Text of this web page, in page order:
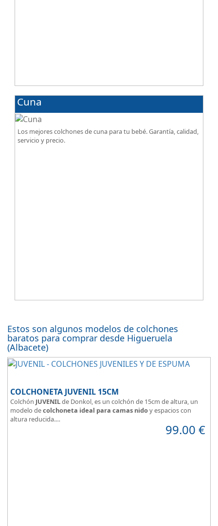
Cuna
Los mejores colchones de cuna para tu bebé. Garantía, calidad,
servicio y precio.
Estos son algunos modelos de colchones
baratos para comprar desde Higueruela
(Albacete)
COLCHONETA JUVENIL 15CM
Colchón JUVENILde Donkol, es un colchón de 15cm de altura, un
modelo decolchoneta ideal para camas nidoy espacios con
altura reducida.
suelen elegir
99.00 €